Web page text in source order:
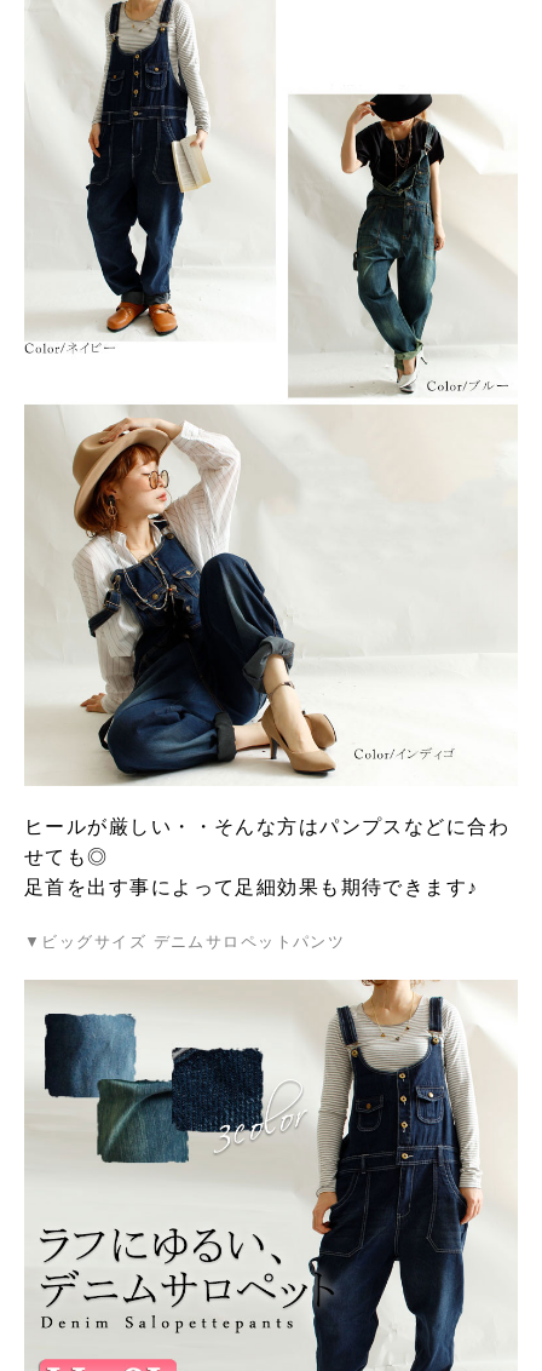
ヒールが厳しい・・そんな方はパンプスなどに合わ
せても◎
足首を出す事によって足細効果も期待できます♪
▼ビッグサイズ デニムサロペットパンツ